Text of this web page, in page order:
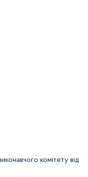
комітету від